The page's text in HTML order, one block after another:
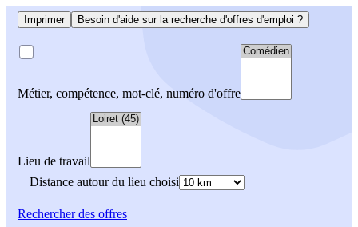
Imprimer Besoin d'aide sur la recherche d'offres d'emploi ?
Métier, compétence, mot-clé, numéro d'offre
Lieu de travail
Distance autour du lieu choisi
Rechercherdes offres